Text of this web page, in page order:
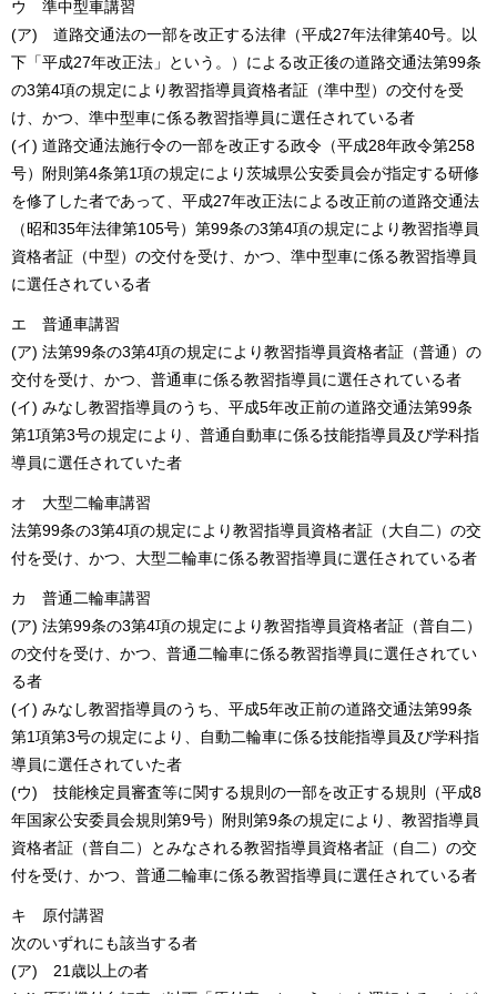
ウ 準中型車講習
(ア) 道路交通法の一部を改正する法律（平成27年法律第40号。以
下「平成27年改正法」という。）による改正後の道路交通法第99条
の3第4項の規定により教習指導員資格者証（準中型）の交付を受
け、かつ、準中型車に係る教習指導員に選任されている者
(イ) 道路交通法施行令の一部を改正する政令（平成28年政令第258
号）附則第4条第1項の規定により茨城県公安委員会が指定する研修
を修了した者であって、平成27年改正法による改正前の道路交通法
（昭和35年法律第105号）第99条の3第4項の規定により教習指導員
資格者証（中型）の交付を受け、かつ、準中型車に係る教習指導員
に選任されている者
エ 普通車講習
(ア) 法第99条の3第4項の規定により教習指導員資格者証（普通）の
交付を受け、かつ、普通車に係る教習指導員に選任されている者
(イ) みなし教習指導員のうち、平成5年改正前の道路交通法第99条
第1項第3号の規定により、普通自動車に係る技能指導員及び学科指
導員に選任されていた者
オ 大型二輪車講習
法第99条の3第4項の規定により教習指導員資格者証（大自二）の交
付を受け、かつ、大型二輪車に係る教習指導員に選任されている者
カ 普通二輪車講習
(ア) 法第99条の3第4項の規定により教習指導員資格者証（普自二）
の交付を受け、かつ、普通二輪車に係る教習指導員に選任されてい
る者
(イ) みなし教習指導員のうち、平成5年改正前の道路交通法第99条
第1項第3号の規定により、自動二輪車に係る技能指導員及び学科指
導員に選任されていた者
(ウ) 技能検定員審査等に関する規則の一部を改正する規則（平成8
年国家公安委員会規則第9号）附則第9条の規定により、教習指導員
資格者証（普自二）とみなされる教習指導員資格者証（自二）の交
付を受け、かつ、普通二輪車に係る教習指導員に選任されている者
キ 原付講習
次のいずれにも該当する者
(ア) 21歳以上の者